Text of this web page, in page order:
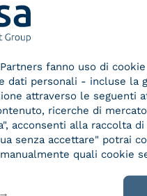
Trust
for
e offerte di INTESA.
di INTESA.
inviando una e-mail
se non si desidera ricevere
facendo clic sul
e-mail.
nelle Norme di tutela della
di aver letto e compreso
fanno uso di
dati personali - incluse la
attraverso le seguenti
ricerche di
acconsenti alla raccolta
senza accettare" potrai
quali cookie